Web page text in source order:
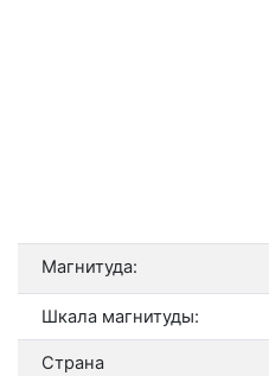
Магнитуда:
Шкала магнитуды:
Страна